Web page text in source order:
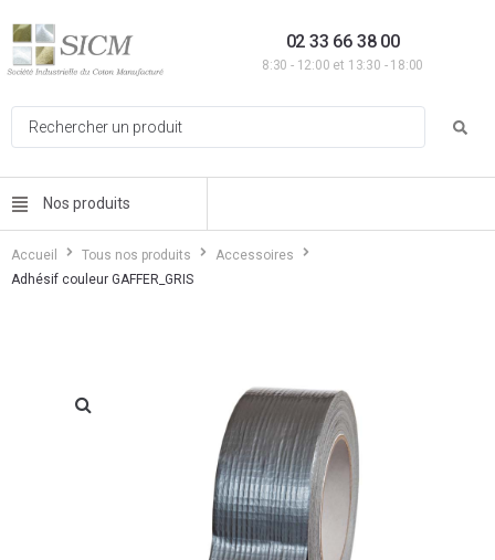
02 33 66 38 00
8:30 - 12:00 et 13:30 - 18:00
Nos produits
Accueil Tous nos produits
Accessoires
Adhésif couleur GAFFER_GRIS